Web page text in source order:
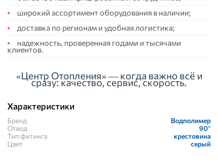
широкий ассортимент оборудования в наличии;
доставка по регионам и удобная логистика;
надежность, проверенная годами и тысячами
клиентов.
«Центр Отопления» — когда важно всё и
сразу: качество, сервис, скорость.
Характеристики
Бренд
Водполимер
Отвод
90°
Тип фитинга
крестовина
Цвет
серый